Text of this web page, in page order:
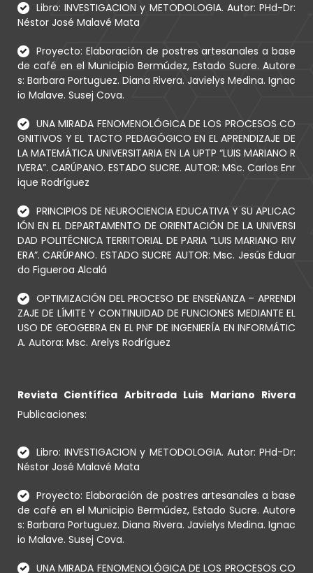
Libro: INVESTIGACION y METODOLOGIA. Autor: PHd-Dr:
Néstor José Malavé Mata
Proyecto: Elaboración de postres artesanales a base
de café en el Municipio Bermúdez, Estado Sucre. Autore
s: Barbara Portuguez. Diana Rivera. Javielys Medina. Ignac
io Malave. Susej Cova.
UNA MIRADA FENOMENOLÓGICA DE LOS PROCESOS CO
GNITIVOS Y EL TACTO PEDAGÓGICO EN EL APRENDIZAJE DE
LA MATEMÁTICA UNIVERSITARIA EN LA UPTP “LUIS MARIANO R
IVERA”. CARÚPANO. ESTADO SUCRE. AUTOR: MSc. Carlos Enr
ique Rodríguez
PRINCIPIOS DE NEUROCIENCIA EDUCATIVA Y SU APLICAC
IÓN EN EL DEPARTAMENTO DE ORIENTACIÓN DE LA UNIVERSI
DAD POLITÉCNICA TERRITORIAL DE PARIA “LUIS MARIANO RIV
ERA”. CARÚPANO. ESTADO SUCRE AUTOR: Msc. Jesús Eduar
do Figueroa Alcalá
OPTIMIZACIÓN DEL PROCESO DE ENSEÑANZA – APRENDI
ZAJE DE LÍMITE Y CONTINUIDAD DE FUNCIONES MEDIANTE EL
USO DE GEOGEBRA EN EL PNF DE INGENIERÍA EN INFORMÁTIC
A. Autora: Msc. Arelys Rodríguez
Revista Científica Arbitrada Luis Mariano Rivera
Publicaciones:
Libro: INVESTIGACION y METODOLOGIA. Autor: PHd-Dr:
Néstor José Malavé Mata
Proyecto: Elaboración de postres artesanales a base
de café en el Municipio Bermúdez, Estado Sucre. Autore
s: Barbara Portuguez. Diana Rivera. Javielys Medina. Ignac
io Malave. Susej Cova.
UNA MIRADA FENOMENOLÓGICA DE LOS PROCESOS CO